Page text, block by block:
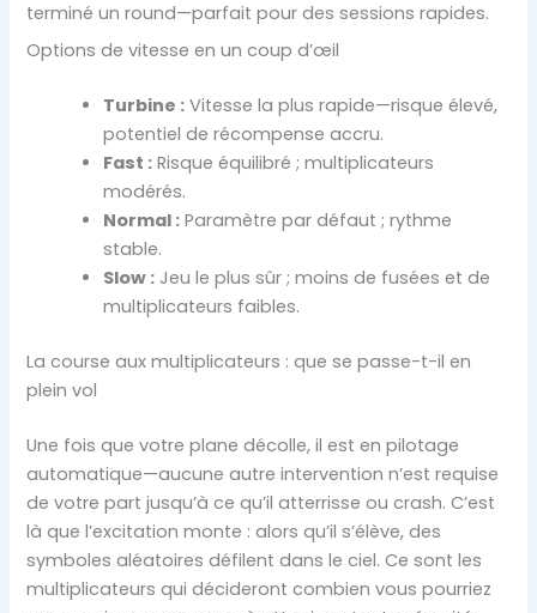
terminé un round—parfait pour des sessions rapides.
Options de vitesse en un coup d’œil
Turbine : Vitesse la plus rapide—risque élevé,
potentiel de récompense accru.
Fast : Risque équilibré ; multiplicateurs
modérés.
Normal : Paramètre par défaut ; rythme
stable.
Slow : Jeu le plus sûr ; moins de fusées et de
multiplicateurs faibles.
La course aux multiplicateurs : que se passe-t-il en
plein vol
Une fois que votre plane décolle, il est en pilotage
automatique—aucune autre intervention n’est requise
de votre part jusqu’à ce qu’il atterrisse ou crash. C’est
là que l’excitation monte : alors qu’il s’élève, des
symboles aléatoires défilent dans le ciel. Ce sont les
multiplicateurs qui décideront combien vous pourriez